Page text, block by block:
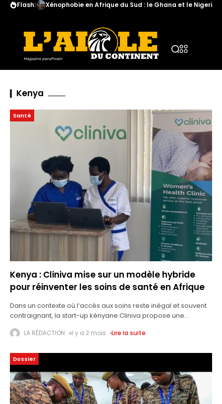
Flash: Xénophobie en Afrique du Sud : le Ghana et le Nigeria
Kenya
Santé
Kenya : Cliniva mise sur un modèle hybride
pour réinventer les soins de santé en Afrique
Dans un contexte où l’accès aux soins reste inégal et souvent
contraignant, la start-up kényane Cliniva propose une
proximité. Cliniva est une solution d’e-santé
LA RÉDACTION il y a 2 mois Lire la suite
Dossier